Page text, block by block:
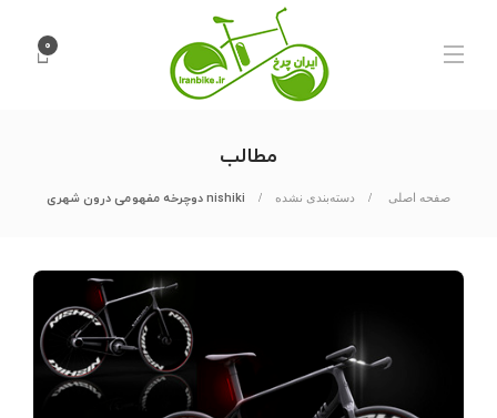
۰
مطالب
صفحه اصلی دسته‌بندی نشده nishiki دوچرخه مفهومی درون شهری